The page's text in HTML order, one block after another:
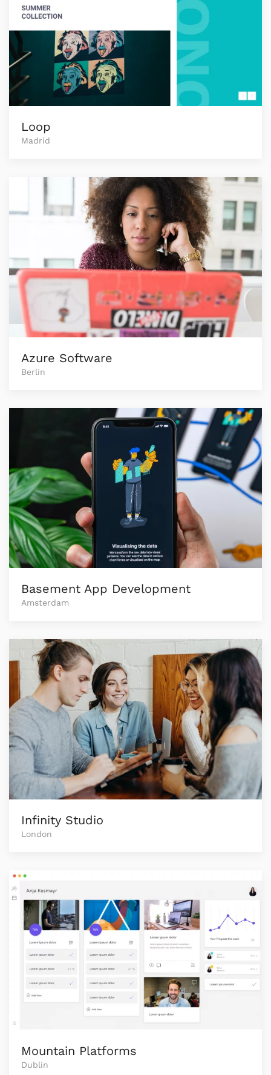
Loop
Madrid
Azure Software
Berlin
Basement App Development
Amsterdam
Infinity Studio
London
Mountain Platforms
Dublin